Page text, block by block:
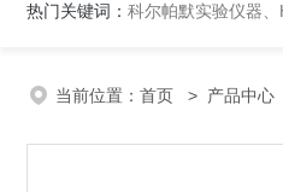
热门关键词： 科尔帕默实验仪器
当前位置： 首页 > 产品中心